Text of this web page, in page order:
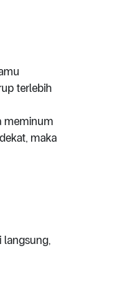
terlebih
meminum
maka
langsung,